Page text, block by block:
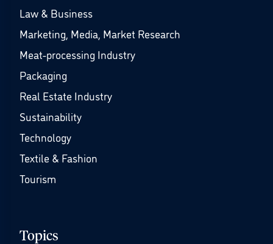
Law & Business
Marketing, Media, Market Research
Meat-processing Industry
Packaging
Real Estate Industry
Sustainability
Technology
Textile & Fashion
Tourism
Topics